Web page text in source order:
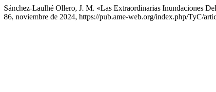
Sánchez-Laulhé Ollero, J. M. «Las Extraordinarias Inundaciones
86, noviembre de 2024, https://pub.ame-web.org/index.php/TyC/